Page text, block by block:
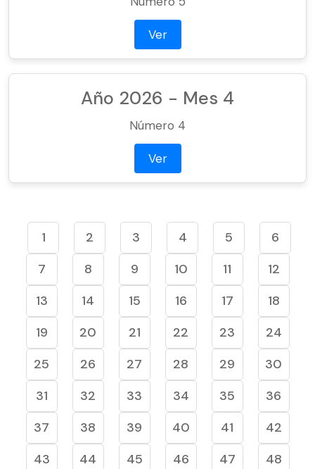
Ver
Año 2026 - Mes 4
Número 4
Ver
1 2 3 4 5
6
7
8 9 10 11
12
13
14 15 16 17
18
19
20 21 22 23
24
25
26 27 28 29
30
31
32 33 34 35
36
37
38 39 40 41
42
43
44 45 46 47
48